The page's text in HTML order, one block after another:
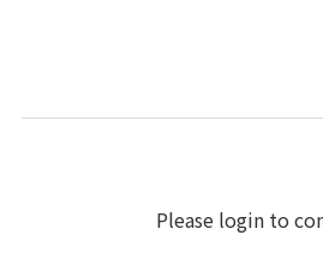
Please login to